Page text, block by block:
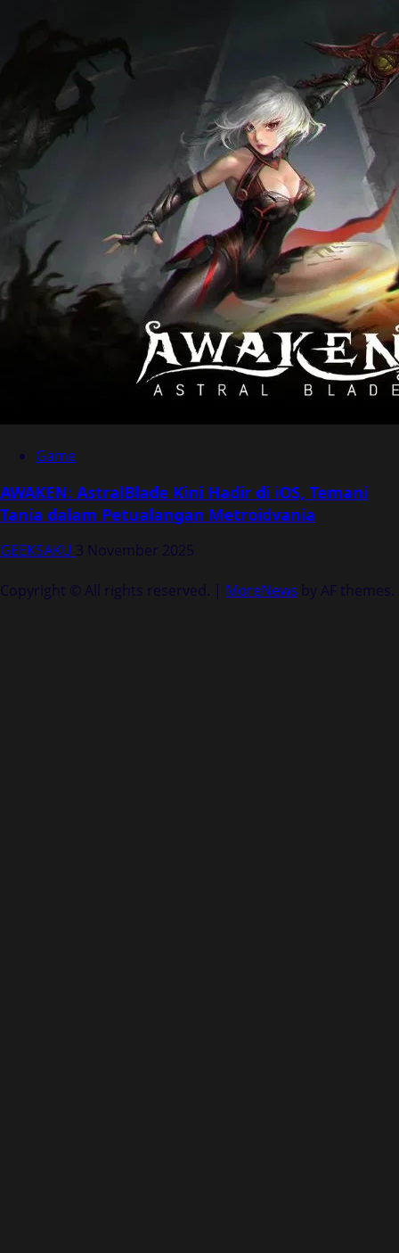
Game
AWAKEN: AstralBlade Kini Hadir di iOS, Temani
Tania dalam Petualangan Metroidvania
GEEKSAKU 3 November 2025
Copyright © All rights reserved. | MoreNews by AF themes.